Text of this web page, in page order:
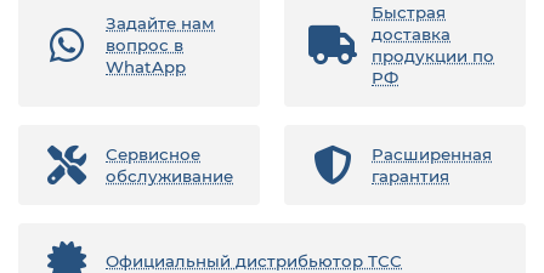
Задайте нам
вопрос в
WhatApp
Быстрая
доставка
продукции по
РФ
Сервисное
обслуживание
Расширенная
гарантия
Официальный дистрибьютор ТСС